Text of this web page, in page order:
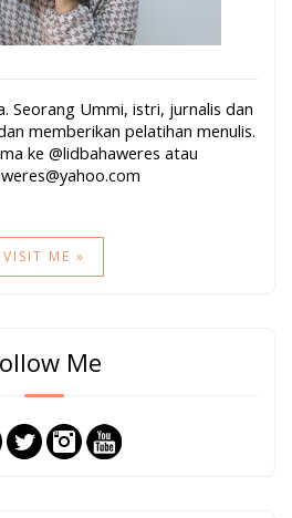
Seorang Ummi, istri, jurnalis dan
memberikan pelatihan menulis.
ke @lidbahaweres atau
VISIT ME »
Me